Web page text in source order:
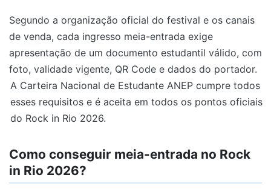
Segundo a organização oficial do festival e os canais
de venda, cada ingresso meia-entrada exige
apresentação de um documento estudantil válido, com
foto, validade vigente, QR Code e dados do portador.
A Carteira Nacional de Estudante ANEP cumpre todos
esses requisitos e é aceita em todos os pontos oficiais
do Rock in Rio 2026.
Como conseguir meia-entrada no Rock
in Rio 2026?